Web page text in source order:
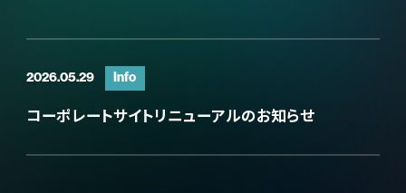
2026.05.29 Info
コーポレートサイトリニューアルのお知らせ